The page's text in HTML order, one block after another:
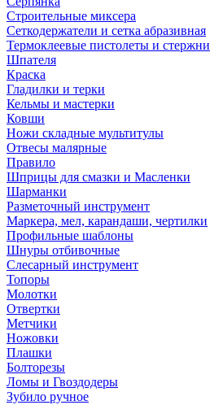
Строительные миксера
Сеткодержатели и сетка абразивная
Термоклеевые пистолеты и стержни
Шпателя
Краска
Гладилки и терки
Кельмы и мастерки
Ковши
Ножи складные мультитулы
Отвесы малярные
Правило
Шприцы для смазки и Масленки
Шарманки
Разметочный инструмент
Маркера, мел, карандаши, чертилки
Профильные шаблоны
Шнуры отбивочные
Слесарный инструмент
Топоры
Молотки
Отвертки
Метчики
Ножовки
Плашки
Болторезы
Ломы и Гвоздодеры
Зубило ручное